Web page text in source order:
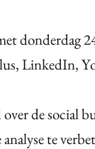
donderdag
LinkedIn,
de social
te